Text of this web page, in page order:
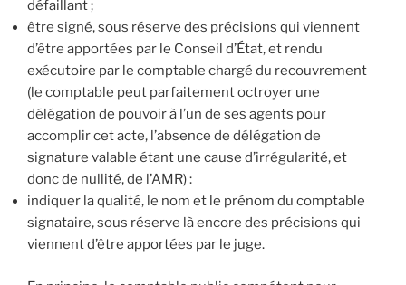
défaillant ;
être signé, sous réserve des précisions qui viennent
d’être apportées par le Conseil d’État, et rendu
exécutoire par le comptable chargé du recouvrement
(le comptable peut parfaitement octroyer une
délégation de pouvoir à l’un de ses agents pour
accomplir cet acte, l’absence de délégation de
signature valable étant une cause d’irrégularité, et
donc de nullité, de l’AMR) :
indiquer la qualité, le nom et le prénom du comptable
signataire, sous réserve là encore des précisions qui
viennent d’être apportées par le juge.